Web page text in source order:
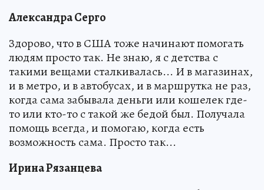
Александра Серго
Здорово, что в США тоже начинают помогать
людям просто так. Не знаю, я с детства с
такими вещами сталкивалась... И в магазинах,
и в метро, и в автобусах, и в маршрутка не раз,
когда сама забывала деньги или кошелек где-
то или кто-то с такой же бедой был. Получала
помощь всегда, и помогаю, когда есть
возможность сама. Просто так...
Ирина Рязанцева